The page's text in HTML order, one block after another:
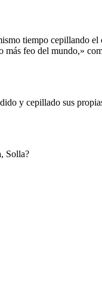
tiempo cepillando
más feo del mundo,»
y cepillado sus
Solla?